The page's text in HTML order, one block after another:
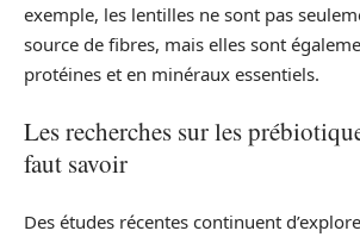
exemple, les lentilles ne sont pas
source de fibres, mais elles sont
protéines et en minéraux essentiels.
Les recherches sur les
faut savoir
Des études récentes continuent